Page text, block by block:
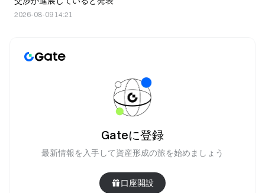
2026-08-09 14:21
Gateに登録
最新情報を入手して資産形成の旅を始めましょう
口座開設